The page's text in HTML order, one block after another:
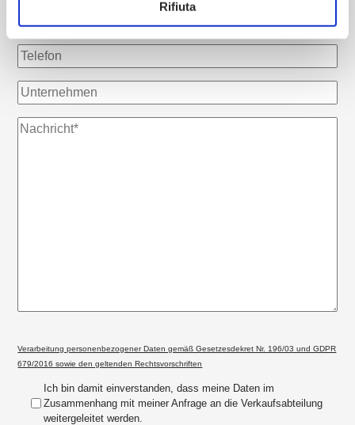
Rifiuta
Verarbeitung personenbezogener Daten gemäß Gesetzesdekret Nr. 196/03 und GDPR
679/2016 sowie den geltenden Rechtsvorschriften
Ich bin damit einverstanden, dass meine Daten im
Zusammenhang mit meiner Anfrage an die Verkaufsabteilung
weitergeleitet werden.